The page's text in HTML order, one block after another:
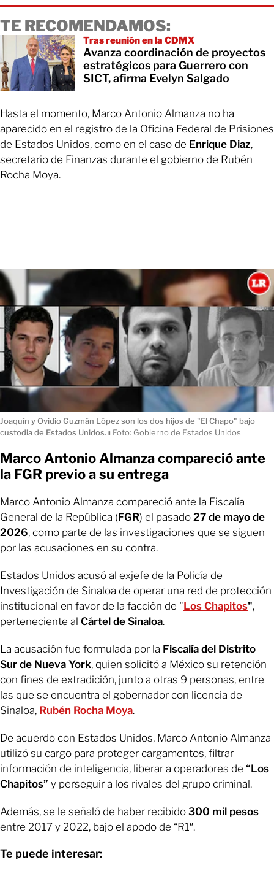
TE RECOMENDAMOS:
Tras reunión en la CDMX
Avanza coordinación de proyectos
estratégicos para Guerrero con
SICT, afirma Evelyn Salgado
Hasta el momento, Marco Antonio Almanza no ha
aparecido en el registro de la Oficina Federal de Prisiones
de Estados Unidos, como en el caso de Enrique Diaz,
secretario de Finanzas durante el gobierno de Rubén
Rocha Moya.
Joaquín y Ovidio Guzmán López son los dos hijos de "El Chapo" bajo
custodia de Estados Unidos. ı Foto: Gobierno de Estados Unidos
Marco Antonio Almanza compareció ante
la FGR previo a su entrega
Marco Antonio Almanza compareció ante la Fiscalía
General de la República (FGR) el pasado 27 de mayo de
2026, como parte de las investigaciones que se siguen
por las acusaciones en su contra.
Estados Unidos acusó al exjefe de la Policía de
Investigación de Sinaloa de operar una red de protección
institucional en favor de la facción de "Los Chapitos",
perteneciente al Cártel de Sinaloa.
La acusación fue formulada por la Fiscalía del Distrito
Sur de Nueva York, quien solicitó a México su retención
con fines de extradición, junto a otras 9 personas, entre
las que se encuentra el gobernador con licencia de
Sinaloa, Rubén Rocha Moya.
De acuerdo con Estados Unidos, Marco Antonio Almanza
utilizó su cargo para proteger cargamentos, filtrar
información de inteligencia, liberar a operadores de “Los
Chapitos” y perseguir a los rivales del grupo criminal.
Además, se le señaló de haber recibido 300 mil pesos
entre 2017 y 2022, bajo el apodo de “R1″.
Te puede interesar: